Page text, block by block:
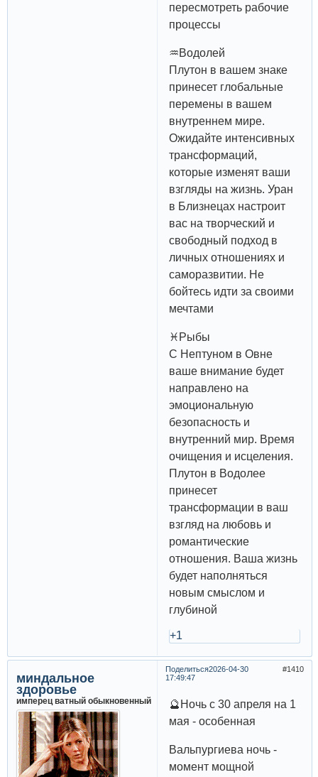
пересмотреть рабочие
процессы
♒️Водолей
Плутон в вашем знаке
принесет глобальные
перемены в вашем
внутреннем мире.
Ожидайте интенсивных
трансформаций,
которые изменят ваши
взгляды на жизнь. Уран
в Близнецах настроит
вас на творческий и
свободный подход в
личных отношениях и
саморазвитии. Не
бойтесь идти за своими
мечтами
♓️Рыбы
С Нептуном в Овне
ваше внимание будет
направлено на
эмоциональную
безопасность и
внутренний мир. Время
очищения и исцеления.
Плутон в Водолее
принесет
трансформации в ваш
взгляд на любовь и
романтические
отношения. Ваша жизнь
будет наполняться
новым смыслом и
глубиной
+1
Поделиться 1410
2026-04-30
17:49:47
миндальное
здоровье
имперец ватный обыкновенный
🔮Ночь с 30 апреля на 1
мая - особенная
Вальпургиева ночь -
момент мощной